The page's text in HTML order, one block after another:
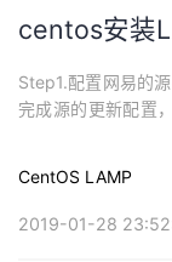
centos安装
Step1.配置网易的
完成源的更
然后安装
l httpd php...
CentOS LAMP
2019-01-28